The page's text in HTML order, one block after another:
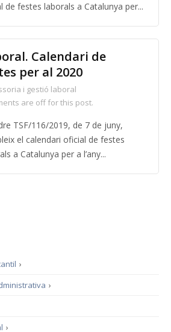
de festes laborals a Catalunya per...
Calendari de
per al 2020
i gestió laboral
are off for this post.
TSF/116/2019, de 7 de juny,
el calendari oficial de festes
a Catalunya per a l’any...
›
›
›